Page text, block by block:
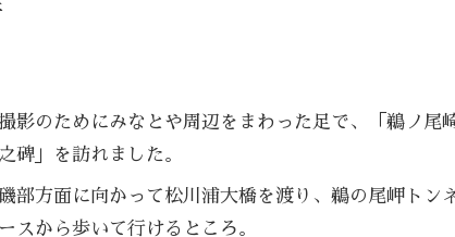
影のためにみなとや周辺をまわった足で、「鵜ノ尾
碑」を訪れました。
部方面に向かって松川浦大橋を渡り、鵜の尾岬トン
スから歩いて行けるところ。